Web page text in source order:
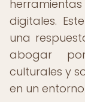
digitales.
una
abogar
culturales y
en un